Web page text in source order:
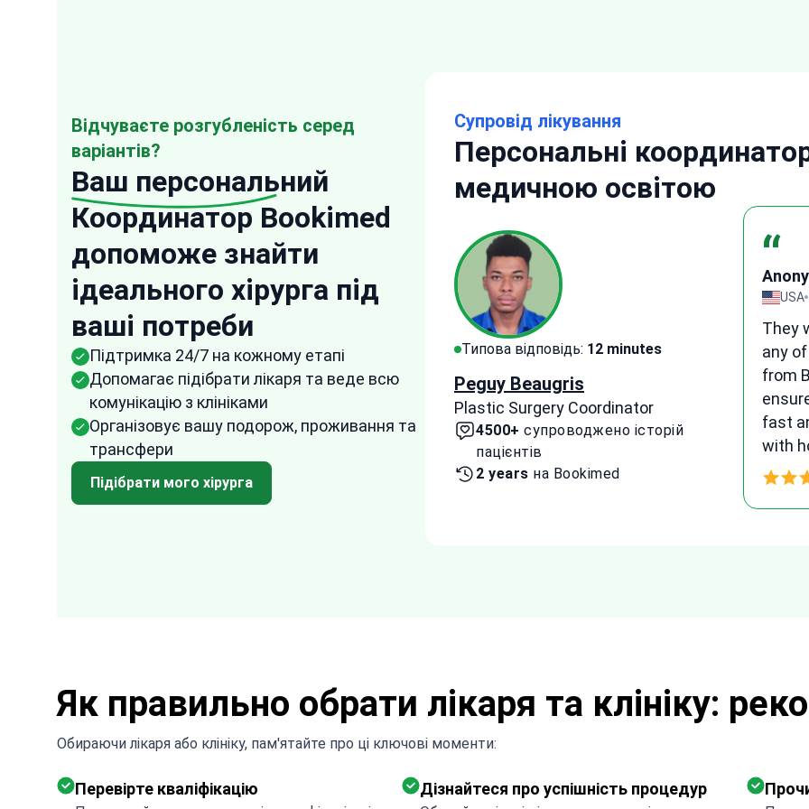
Відчуваєте розгубленість серед
варіантів?
Ваш персональний
Координатор Bookimed
допоможе знайти
ідеального хірурга під
ваші потреби
Підтримка 24/7 на кожному етапі
Допомагає підібрати лікаря та веде всю
комунікацію з клініками
Організовує вашу подорож, проживання та
трансфери
Підібрати мого хірурга
Супровід лікування
Персональні
медичною освітою
“
USA 16 Oct, 2025 Підтверджений відгук
They were very speedy in their response to
any of my questions and the representative
from Bookimed followed up frequently to
ensure that all the arrangements were done
fast and effectively. I am quite impressed
with how easy it was to arrange everything
through them. It took the uncertainty and
difficulty out of the process.
Типова відповідь:15 minutes
Tetyana Hyrych
Senior Plastic Surgery Coordinator
10300+супроводжено історій
пацієнтів
4 years на Bookimed
“
UK
I
and
Як правильно обрати лікаря та клініку:
Обираючи лікаря або клініку, пам'ятайте про ці ключові моменти:
Перевірте кваліфікацію Дізнайтеся про успішність процедур